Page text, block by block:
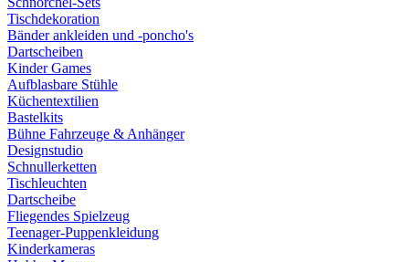
Tischdekoration
Bänder ankleiden und -poncho's
Dartscheiben
Kinder Games
Aufblasbare Stühle
Küchentextilien
Bastelkits
Bühne Fahrzeuge & Anhänger
Designstudio
Schnullerketten
Tischleuchten
Dartscheibe
Fliegendes Spielzeug
Teenager-Puppenkleidung
Kinderkameras